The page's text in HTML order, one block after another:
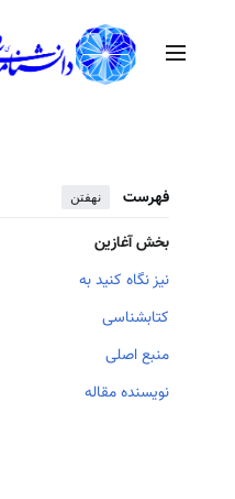
منوی اصلی
فهرست نهفتن
بخش آغازین
نیز نگاه کنید به
کتابشناسی
منبع اصلی
نویسنده مقاله